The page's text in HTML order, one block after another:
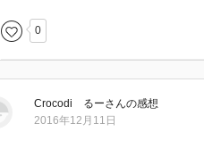
0
Crocodi るーさんの感想
2016年12月11日